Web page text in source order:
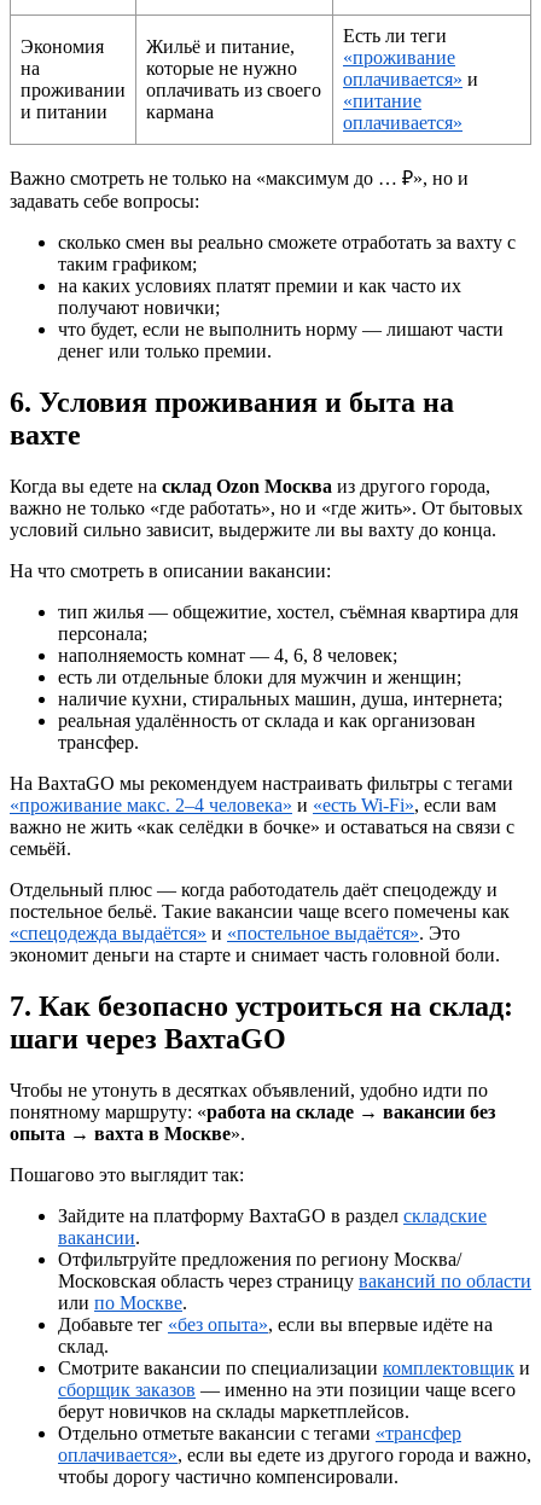
Экономия
на
проживании
и питании
Жильё и питание,
которые не нужно
оплачивать из своего
кармана
Есть ли теги
«проживание
оплачивается» и
«питание
оплачивается»
Важно смотреть не только на «максимум до … ₽», но и
задавать себе вопросы:
сколько смен вы реально сможете отработать за вахту с
таким графиком;
на каких условиях платят премии и как часто их
получают новички;
что будет, если не выполнить норму — лишают части
денег или только премии.
6. Условия проживания и быта на
вахте
Когда вы едете на склад Ozon Москва из другого города,
важно не только «где работать», но и «где жить». От бытовых
условий сильно зависит, выдержите ли вы вахту до конца.
На что смотреть в описании вакансии:
тип жилья — общежитие, хостел, съёмная квартира для
персонала;
наполняемость комнат — 4, 6, 8 человек;
есть ли отдельные блоки для мужчин и женщин;
наличие кухни, стиральных машин, душа, интернета;
реальная удалённость от склада и как организован
трансфер.
На ВахтаGO мы рекомендуем настраивать фильтры с тегами
«проживание макс. 2–4 человека» и «есть Wi-Fi», если вам
важно не жить «как селёдки в бочке» и оставаться на связи с
семьёй.
Отдельный плюс — когда работодатель даёт спецодежду и
постельное бельё. Такие вакансии чаще всего помечены как
«спецодежда выдаётся» и «постельное выдаётся». Это
экономит деньги на старте и снимает часть головной боли.
7. Как безопасно устроиться на склад:
шаги через ВахтаGO
Чтобы не утонуть в десятках объявлений, удобно идти по
понятному маршруту: «работа на складе → вакансии без
опыта → вахта в Москве».
Пошагово это выглядит так:
Зайдите на платформу ВахтаGO в раздел складские
вакансии.
Отфильтруйте предложения по региону Москва/
Московская область через страницу вакансий по области
или по Москве.
Добавьте тег «без опыта», если вы впервые идёте на
склад.
Смотрите вакансии по специализации комплектовщик и
сборщик заказов — именно на эти позиции чаще всего
берут новичков на склады маркетплейсов.
Отдельно отметьте вакансии с тегами «трансфер
оплачивается», если вы едете из другого города и важно,
чтобы дорогу частично компенсировали.